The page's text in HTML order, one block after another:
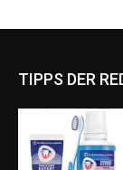
TIPPS DER